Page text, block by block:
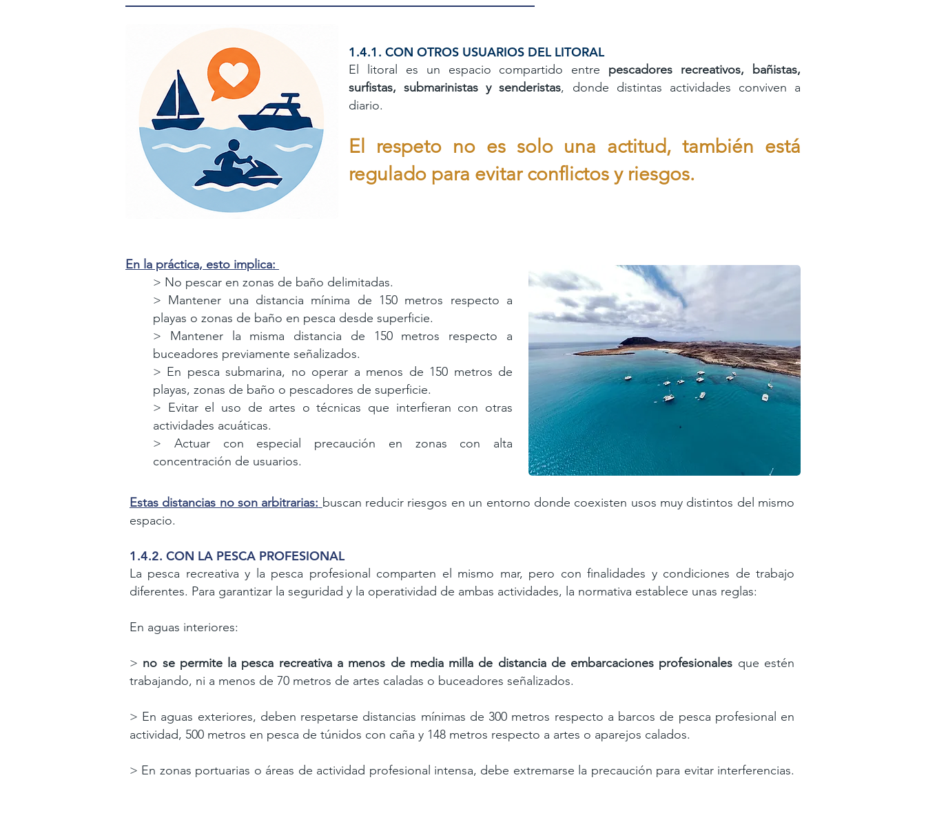
1.4.1. CON OTROS USUARIOS DEL LITORAL
El litoral es un espacio compartido entre pescadores recreativos, bañistas,
surfistas,submarinistas y senderistas, donde distintas actividades conviven a
diario.
El respeto no es solo una actitud, también está
regulado para evitar conflictos y riesgos.
En la práctica, esto implica:
> No pescar en zonas de baño delimitadas.
> Mantener una distancia mínima de 150 metros respecto a
playas o zonas de baño en pesca desde superficie.
> Mantener la misma distancia de 150 metros respecto a
buceadores previamente señalizados.
> En pesca submarina, no operar a menos de 150 metros de
playas, zonas de baño o pescadores de superficie.
> Evitar el uso de artes o técnicas que interfieran con otras
actividades acuáticas.
> Actuar con especial precaución en zonas con alta
concentración de usuarios.
Estas distancias no son arbitrarias: buscan reducir riesgos en un entorno donde coexisten usos muy distintos del mismo
espacio.
1.4.2. CON LA PESCA PROFESIONAL
La pesca recreativa y la pesca profesional comparten el mismo mar, pero con finalidades y condiciones de trabajo
diferentes. Para garantizar la seguridad y la operatividad de ambas actividades, la normativa establece unas reglas:
En aguas interiores:
> no se permite la pesca recreativa a menos de media milla de distancia de embarcaciones profesionales que estén
trabajando, ni a menos de 70 metros de artes caladas o buceadores señalizados.
> En aguas exteriores, deben respetarse distancias mínimas de 300 metros respecto a barcos de pesca profesional en
actividad, 500 metros en pesca de túnidos con caña y 148 metros respecto a artes o aparejos calados.
> En zonas portuarias o áreas de actividad profesional intensa, debe extremarse la precaución para evitar interferencias.